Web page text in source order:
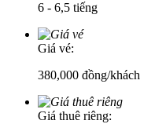
6 - 6,5 tiếng
Giá vé:
380,000 đồng/khách
Giá thuê riêng: